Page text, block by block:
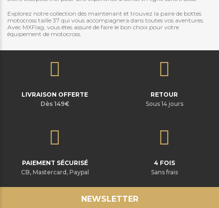
Explorez notre collection dès maintenant et trouvez la paire de bottes
motocross taille 37 qui vous accompagnera dans toutes vos aventures.
Avec MXFlag, vous êtes assuré de faire le bon choix pour votre
équipement de motocross.
LIVRAISON OFFERTE
Dès 149€
RETOUR
Sous 14 jours
PAIEMENT SÉCURISÉ
CB, Mastercard, Paypal
4 FOIS
Sans frais
NEWSLETTER